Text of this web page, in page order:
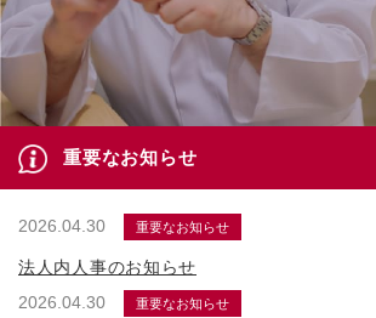
重要なお知らせ
2026.04.30 重要なお知らせ
法人内人事のお知らせ
2026.04.30
重要なお知らせ